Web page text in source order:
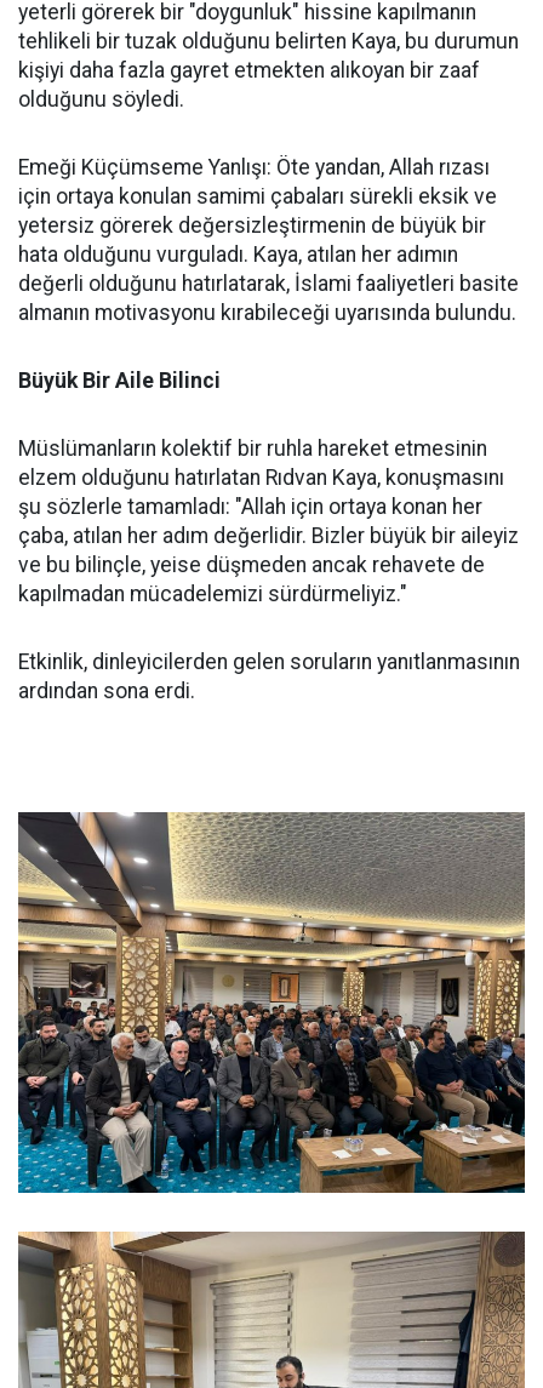
yeterli görerek bir "doygunluk" hissine kapılmanın
tehlikeli bir tuzak olduğunu belirten Kaya, bu durumun
kişiyi daha fazla gayret etmekten alıkoyan bir zaaf
olduğunu söyledi.
Emeği Küçümseme Yanlışı: Öte yandan, Allah rızası
için ortaya konulan samimi çabaları sürekli eksik ve
yetersiz görerek değersizleştirmenin de büyük bir
hata olduğunu vurguladı. Kaya, atılan her adımın
değerli olduğunu hatırlatarak, İslami faaliyetleri basite
almanın motivasyonu kırabileceği uyarısında bulundu.
Büyük Bir Aile Bilinci
Müslümanların kolektif bir ruhla hareket etmesinin
elzem olduğunu hatırlatan Rıdvan Kaya, konuşmasını
şu sözlerle tamamladı: "Allah için ortaya konan her
çaba, atılan her adım değerlidir. Bizler büyük bir aileyiz
ve bu bilinçle, yeise düşmeden ancak rehavete de
kapılmadan mücadelemizi sürdürmeliyiz."
Etkinlik, dinleyicilerden gelen soruların yanıtlanmasının
ardından sona erdi.